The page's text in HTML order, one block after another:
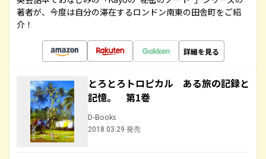
著者が、今度は自分の滞在するロンドン南東の田舎町をご紹
介！
詳細を見る
とろとろトロピカル ある旅の記録と
記憶。 第1巻
D-Books
2018.03.29 発売